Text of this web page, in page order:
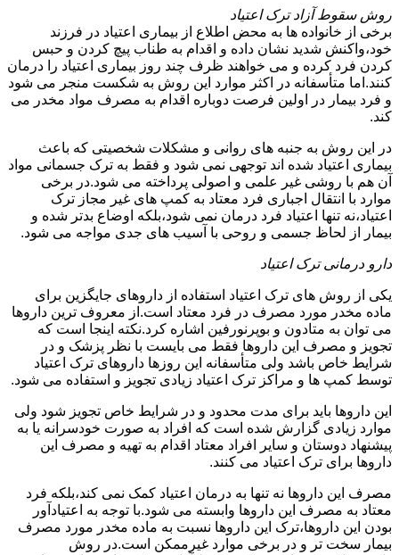
روش سقوط آزاد ترک اعتیاد
برخی از خانواده ها به محض اطلاع از بیماری اعتیاد در فرزند
خود،واکنش شدید نشان داده و اقدام به طناب پیچ کردن و حبس
کردن فرد کرده و می خواهند ظرف چند روز بیماری اعتیاد را درمان
کنند.اما متأسفانه در اکثر موارد این روش به شکست منجر می شود
و فرد بیمار در اولین فرصت دوباره اقدام به مصرف مواد مخدر می
کند.
در این روش به جنبه های روانی و مشکلات شخصیتی که باعث
بیماری اعتیاد شده اند توجهی نمی شود و فقط به ترک جسمانی مواد
آن هم با روشی غیر علمی و اصولی پرداخته می شود.در برخی
موارد با انتقال اجباری فرد معتاد به کمپ های غیر مجاز ترک
اعتیاد،نه تنها اعتیاد فرد درمان نمی شود،بلکه اوضاع بدتر شده و
بیمار از لحاظ جسمی و روحی با آسیب های جدی مواجه می شود.
دارو درمانی ترک اعتیاد
یکی از روش های ترک اعتیاد استفاده از داروهای جایگزین برای
ماده مخدر مورد مصرف در فرد معتاد است.از معروف ترین داروها
می توان به متادون و بوپرنورفین اشاره کرد.نکته اینجا است که
تجویز و مصرف این داروها فقط می بایست با نظر پزشک و در
شرایط خاص باشد ولی متأسفانه این روزها داروهای ترک اعتیاد
توسط کمپ ها و مراکز ترک اعتیاد زیادی تجویز و استفاده می شود.
این داروها باید برای مدت محدود و در شرایط خاص تجویز شود ولی
موارد زیادی گزارش شده است که افراد به صورت خودسرانه یا به
پیشنهاد دوستان و سایر افراد معتاد اقدام به تهیه و مصرف این
داروها برای ترک اعتیاد می کنند.
مصرف این داروها نه تنها به درمان اعتیاد کمک نمی کند،بلکه فرد
معتاد به مصرف این داروها وابسته می شود.با توجه به اعتیادآور
بودن این داروها،ترک این داروها نسبت به ماده مخدر مورد مصرف
بیمار سخت تر و در برخی موارد غیرممکن است.در روش